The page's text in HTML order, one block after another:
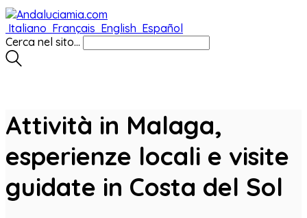
Italiano Français English Español
Cerca nel sito...
Attività in Malaga,
esperienze locali e visite
guidate in Costa del Sol